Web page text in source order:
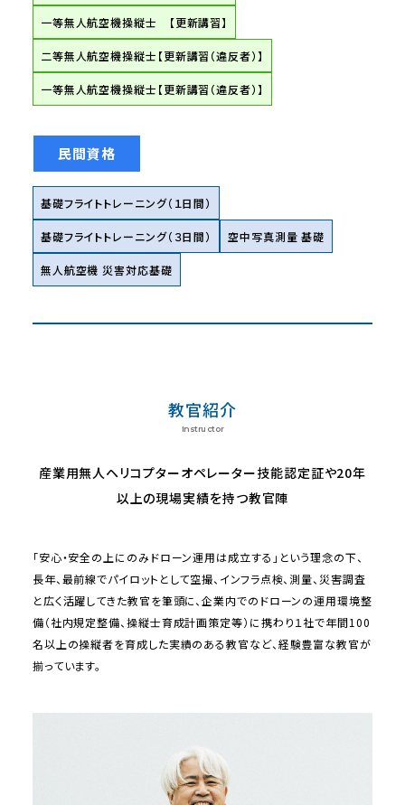
一等無人航空機操縦士 【更新講習】
二等無人航空機操縦士【更新講習（違反者）】
一等無人航空機操縦士【更新講習（違反者）】
民間資格
基礎フライトトレーニング（１日間）
基礎フライトトレーニング（３日間） 空中写真測量 基礎
無人航空機 災害対応基礎
教官紹介
Instructor
産業用無人ヘリコプターオペレーター技能認定証や20年
以上の現場実績を持つ教官陣
「安心・安全の上にのみドローン運用は成立する」という理念の下、
長年、最前線でパイロットとして空撮、インフラ点検、測量、災害調査
と広く活躍してきた教官を筆頭に、企業内でのドローンの運用環境整
備（社内規定整備、操縦士育成計画策定等）に携わり１社で年間100
名以上の操縦者を育成した実績のある教官など、経験豊富な教官が
揃っています。